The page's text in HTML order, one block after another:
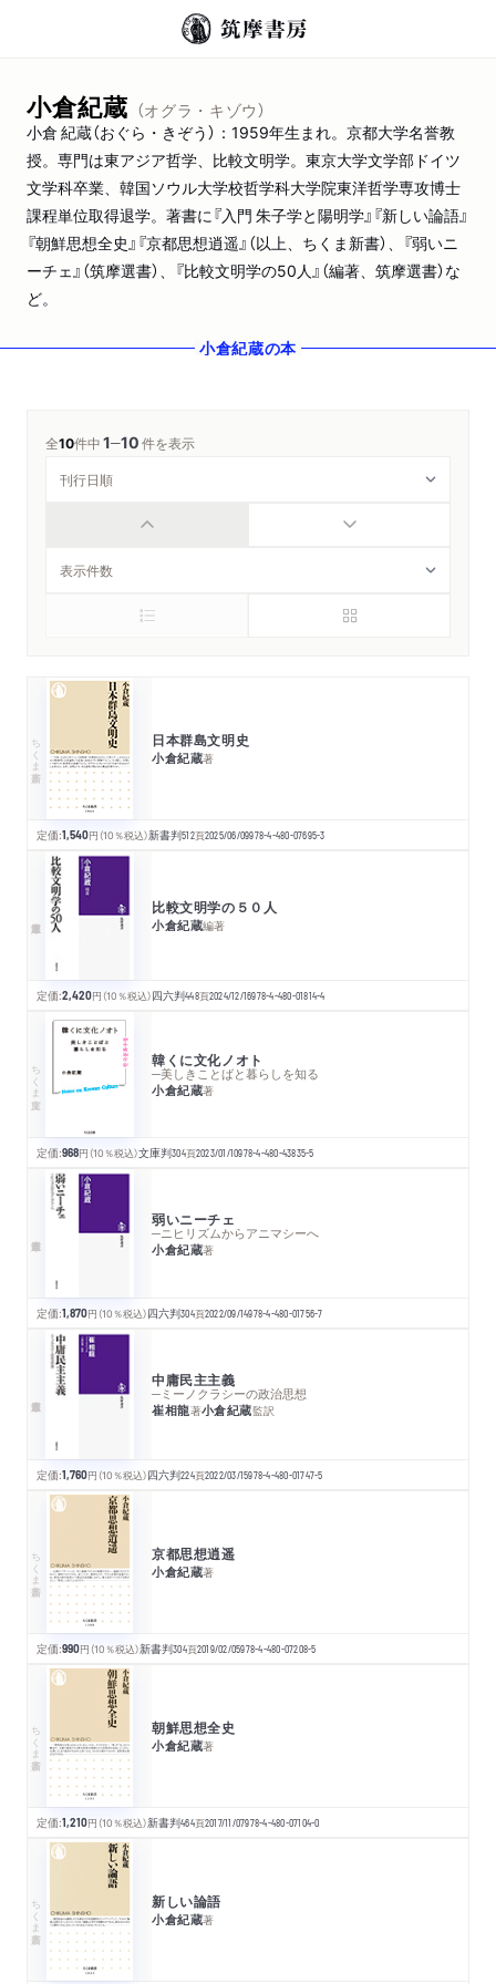
小倉紀蔵 （オグラ・キゾウ）
小倉 紀蔵（おぐら・きぞう）：1959年生まれ。京都大学名誉教
授。専門は東アジア哲学、比較文明学。東京大学文学部ドイツ
文学科卒業、韓国ソウル大学校哲学科大学院東洋哲学専攻博士
課程単位取得退学。著書に『入門 朱子学と陽明学』『新しい論語』
『朝鮮思想全史』『京都思想逍遥』（以上、ちくま新書）、『弱いニ
ーチェ』（筑摩選書）、『比較文明学の50人』（編著、筑摩選書）な
ど。
小倉紀蔵の本
全10件中1─10件を表示
ちくま新書 日本群島文明史
小倉紀蔵著
定価:1,540円 （10％税込）新書判512頁2025/06/09978-4-480-07695-3
比較文明学の５０人
小倉紀蔵編著
定価:2,420円 （10％税込）四六判448頁2024/12/16978-4-480-01814-4
ちくま文庫 韓くに文化ノオト
─美しきことばと暮らしを知る
小倉紀蔵著
定価:968円 （10％税込）文庫判304頁2023/01/10978-4-480-43835-5
弱いニーチェ
─ニヒリズムからアニマシーへ
小倉紀蔵著
定価:1,870円 （10％税込）四六判304頁2022/09/14978-4-480-01756-7
中庸民主主義
─ミーノクラシーの政治思想
崔相龍著小倉紀蔵監訳
定価:1,760円 （10％税込）四六判224頁2022/03/15978-4-480-01747-5
ちくま新書 京都思想逍遥
小倉紀蔵著
定価:990円 （10％税込）新書判304頁2019/02/05978-4-480-07208-5
ちくま新書 朝鮮思想全史
小倉紀蔵著
定価:1,210円 （10％税込）新書判464頁2017/11/07978-4-480-07104-0
ちくま新書 新しい論語
小倉紀蔵著